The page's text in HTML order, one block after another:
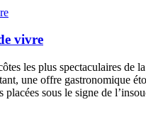
vivre
les plus spectaculaires de
une offre gastronomique
sous le signe de